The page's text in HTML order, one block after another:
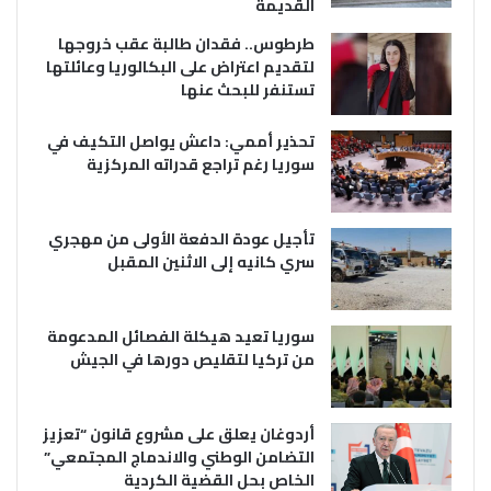
طرطوس.. فقدان طالبة عقب خروجها
لتقديم اعتراض على البكالوريا وعائلتها
تستنفر للبحث عنها
تحذير أممي: داعش يواصل التكيف في
سوريا رغم تراجع قدراته المركزية
تأجيل عودة الدفعة الأولى من مهجري
سري كانيه إلى الاثنين المقبل
سوريا تعيد هيكلة الفصائل المدعومة
من تركيا لتقليص دورها في الجيش
أردوغان يعلق على مشروع قانون “تعزيز
التضامن الوطني والاندماج المجتمعي”
الخاص بحل القضية الكردية